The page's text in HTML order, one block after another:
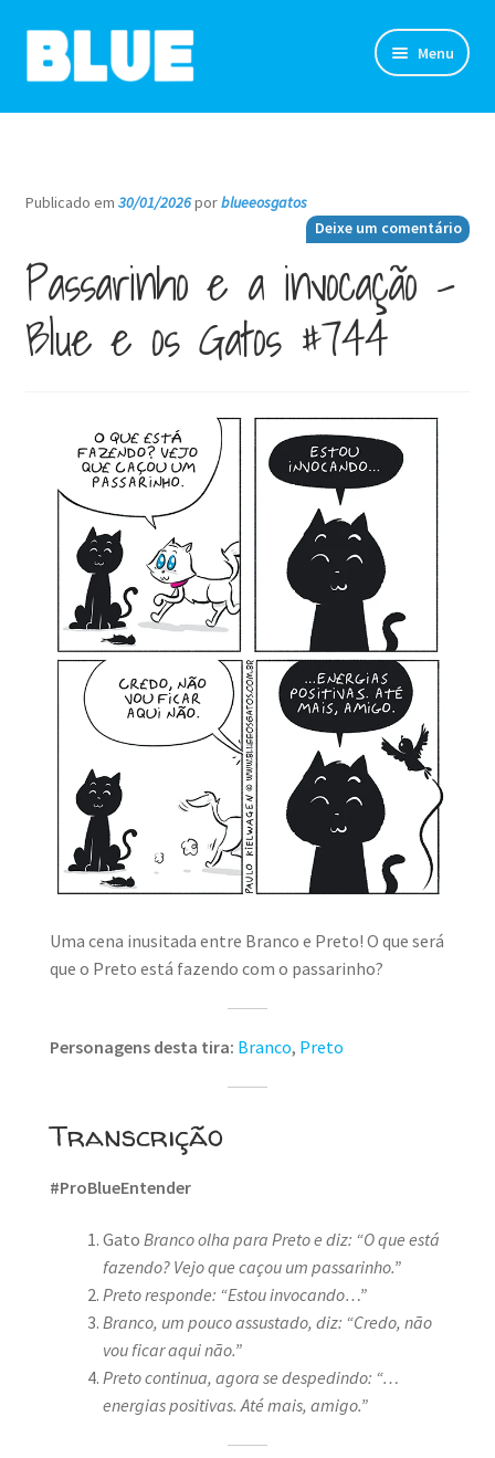
Pular
para
Pular
para
Menu
TIRINHAS
SOBRE
CLUBE DO BLUE
CONTATO
MINHA CONTA
CARRINHO
Search
Search Button
Publicado em 30/01/2026porblueeosgatos
Deixe um comentário
Passarinho e a invocação –
Blue e os Gatos #744
Uma cena inusitada entre Branco e Preto! O que será
que o Preto está fazendo com o passarinho?
Personagens desta tira: Branco, Preto
Transcrição
#ProBlueEntender
Gato Branco olha para Preto e diz: “O que está
fazendo? Vejo que caçou um passarinho.”
Preto responde: “Estou invocando…”
Branco, um pouco assustado, diz: “Credo, não
vou ficar aqui não.”
Preto continua, agora se despedindo: “…
energias positivas. Até mais, amigo.”